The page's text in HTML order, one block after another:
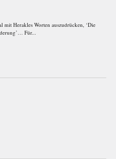
mit Herakles Worten auszudrücken, ‘Die
Für...